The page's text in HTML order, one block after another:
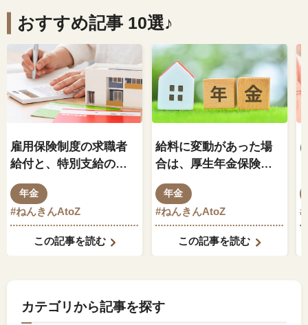
おすすめ記事 10選♪
雇用保険制度の求職者
給付と、特別支給の老
齢厚生年金の関係はど
のようになっているの
でしょうか？
年金
#ねんきんAtoZ
この記事を読む
給料に変動があった場
合は、厚生年金保険料
もそれに伴って変動し
ますか？
年金
#ねんきんAtoZ
この記事を読む
#
カテゴリから記事を探す